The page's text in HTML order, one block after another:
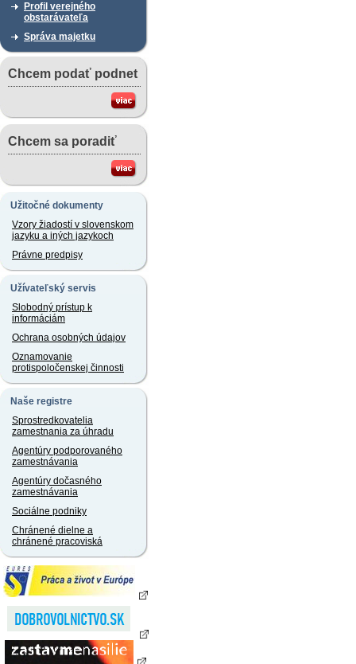
Profil verejného
obstarávateľa
Správa majetku
Chcem podať podnet
Chcem sa poradiť
Užitočné dokumenty
Vzory žiadostí v slovenskom
jazyku a iných jazykoch
Právne predpisy
Užívateľský servis
Slobodný prístup k
informáciám
Ochrana osobných údajov
Oznamovanie
protispoločenskej činnosti
Naše registre
Sprostredkovatelia
zamestnania za úhradu
Agentúry podporovaného
zamestnávania
Agentúry dočasného
zamestnávania
Sociálne podniky
Chránené dielne a
chránené pracoviská